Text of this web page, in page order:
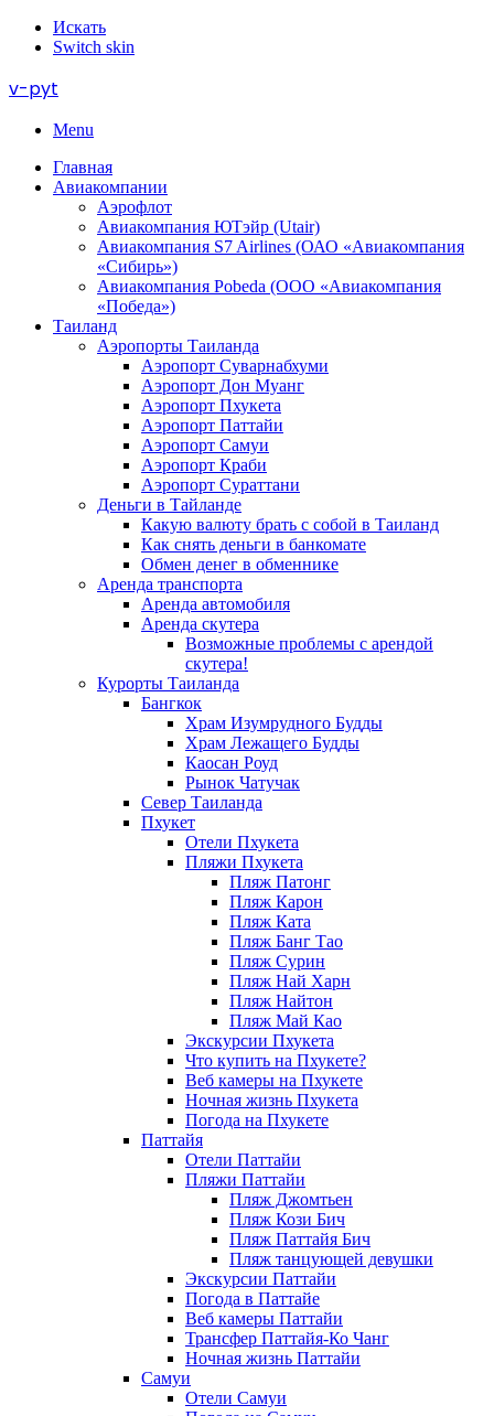
Искать
Switch skin
v-pyt
Menu
Главная
Авиакомпании
Аэрофлот
Авиакомпания ЮТэйр (Utair)
Авиакомпания S7 Airlines (ОАО «Авиакомпания
«Сибирь»)
Авиакомпания Pobeda (ООО «Авиакомпания
«Победа»)
Таиланд
Аэропорты Таиланда
Аэропорт Суварнабхуми
Аэропорт Дон Муанг
Аэропорт Пхукета
Аэропорт Паттайи
Аэропорт Самуи
Аэропорт Краби
Аэропорт Сураттани
Деньги в Тайланде
Какую валюту брать с собой в Таиланд
Как снять деньги в банкомате
Обмен денег в обменнике
Аренда транспорта
Аренда автомобиля
Аренда скутера
Возможные проблемы с арендой
скутера!
Курорты Таиланда
Бангкок
Храм Изумрудного Будды
Храм Лежащего Будды
Каосан Роуд
Рынок Чатучак
Север Таиланда
Пхукет
Отели Пхукета
Пляжи Пхукета
Пляж Патонг
Пляж Карон
Пляж Ката
Пляж Банг Тао
Пляж Сурин
Пляж Най Харн
Пляж Найтон
Пляж Май Као
Экскурсии Пхукета
Что купить на Пхукете?
Веб камеры на Пхукете
Ночная жизнь Пхукета
Погода на Пхукете
Паттайя
Отели Паттайи
Пляжи Паттайи
Пляж Джомтьен
Пляж Кози Бич
Пляж Паттайя Бич
Пляж танцующей девушки
Экскурсии Паттайи
Погода в Паттайе
Веб камеры Паттайи
Трансфер Паттайя-Ко Чанг
Ночная жизнь Паттайи
Самуи
Отели Самуи